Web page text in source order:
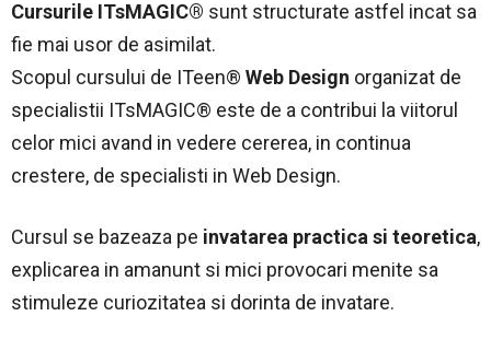
Cursurile ITsMAGIC® sunt structurate astfel incat sa
fie mai usor de asimilat.
Scopul cursului de ITeen® Web Design organizat de
specialistii ITsMAGIC® este de a contribui la viitorul
celor mici avand in vedere cererea, in continua
crestere, de specialisti in Web Design.
Cursul se bazeaza pe invatarea practica si teoretica,
explicarea in amanunt si mici provocari menite sa
stimuleze curiozitatea si dorinta de invatare.